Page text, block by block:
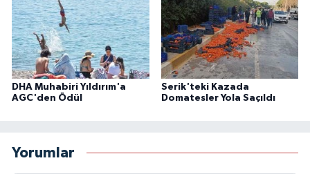
DHA Muhabiri Yıldırım'a
AGC'den Ödül
Serik'teki Kazada
Domatesler Yola Saçıldı
Yorumlar